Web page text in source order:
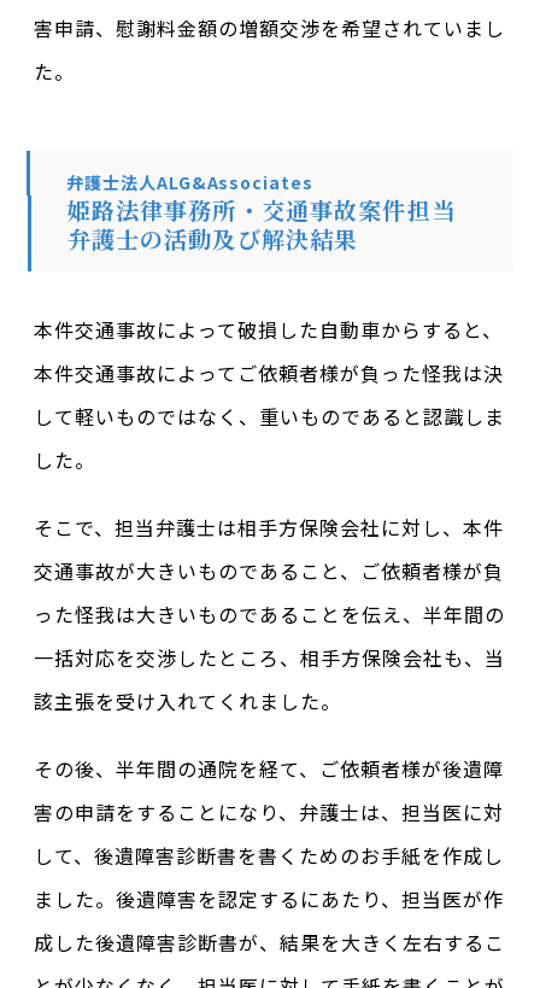
害申請、慰謝料金額の増額交渉を希望されていまし
た。
弁護士法人ALG&Associates
姫路法律事務所・交通事故案件担当
弁護士の活動及び解決結果
本件交通事故によって破損した自動車からすると、
本件交通事故によってご依頼者様が負った怪我は決
して軽いものではなく、重いものであると認識しま
した。
そこで、担当弁護士は相手方保険会社に対し、本件
交通事故が大きいものであること、ご依頼者様が負
った怪我は大きいものであることを伝え、半年間の
一括対応を交渉したところ、相手方保険会社も、当
該主張を受け入れてくれました。
その後、半年間の通院を経て、ご依頼者様が後遺障
害の申請をすることになり、弁護士は、担当医に対
して、後遺障害診断書を書くためのお手紙を作成し
ました。後遺障害を認定するにあたり、担当医が作
成した後遺障害診断書が、結果を大きく左右するこ